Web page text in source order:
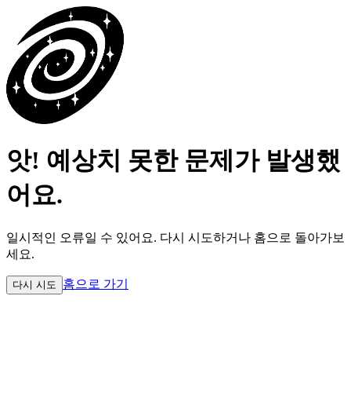
앗! 예상치 못한 문제가 발생했
어요.
일시적인 오류일 수 있어요. 다시 시도하거나 홈으로 돌아가보
세요.
다시 시도 홈으로 가기